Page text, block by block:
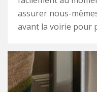
assurer nous-
avant la voirie pour